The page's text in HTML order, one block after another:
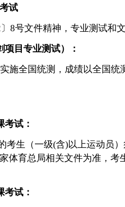
试
〕 8号文件精神，专业测试和
项目专业测试）：
施全国统测，成绩以全国统
考试：
考生（一级(含)以上运动员
体育总局相关文件为准，考
考试 ：